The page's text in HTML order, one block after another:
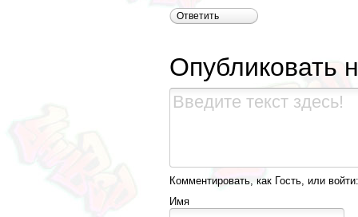
Ответить
Опубликовать
Комментировать, как Гость, или войти:
Имя